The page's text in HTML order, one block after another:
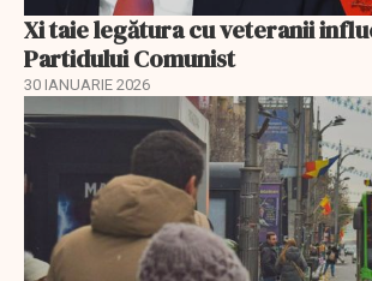
Xi taie legătura cu veteranii
Partidului Comunist
30 IANUARIE 2026